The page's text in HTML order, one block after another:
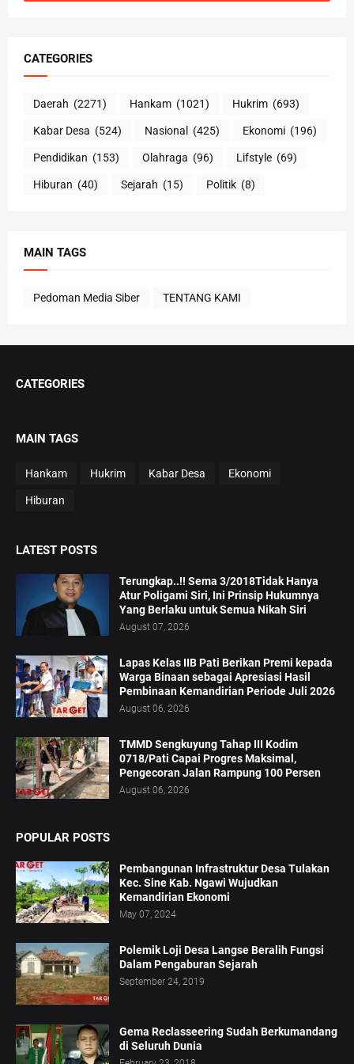
CATEGORIES
Daerah (2271) Hankam (1021) Hukrim (693)
Kabar Desa (524) Nasional (425) Ekonomi (196)
Pendidikan (153) Olahraga (96) Lifstyle (69)
Hiburan (40) Sejarah (15) Politik (8)
MAIN TAGS
Pedoman Media Siber TENTANG KAMI
CATEGORIES
MAIN TAGS
Hankam Hukrim Kabar Desa Ekonomi
Hiburan
LATEST POSTS
Terungkap..!! Sema 3/2018Tidak Hanya
Atur Poligami Siri, Ini Prinsip Hukumnya
Yang Berlaku untuk Semua Nikah Siri
August 07, 2026
Lapas Kelas IIB Pati Berikan Premi kepada
Warga Binaan sebagai Apresiasi Hasil
Pembinaan Kemandirian Periode Juli 2026
August 06, 2026
TMMD Sengkuyung Tahap III Kodim
0718/Pati Capai Progres Maksimal,
Pengecoran Jalan Rampung 100 Persen
August 06, 2026
POPULAR POSTS
Pembangunan Infrastruktur Desa Tulakan
Kec. Sine Kab. Ngawi Wujudkan
Kemandirian Ekonomi
May 07, 2024
Polemik Loji Desa Langse Beralih Fungsi
Dalam Pengaburan Sejarah
September 24, 2019
Gema Reclasseering Sudah Berkumandang
di Seluruh Dunia